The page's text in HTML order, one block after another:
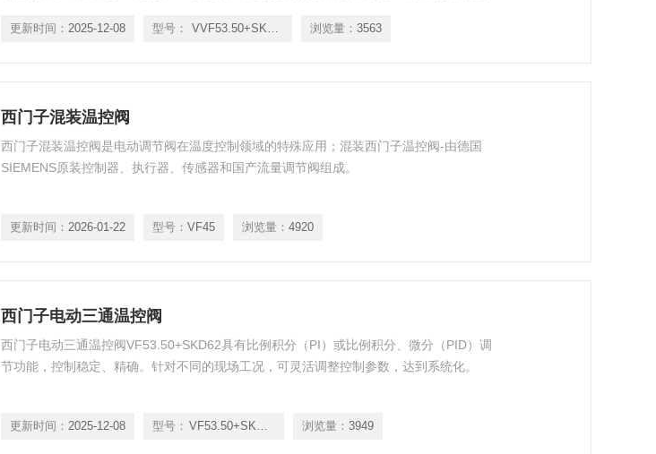
更新时间： 2025-12-08 型号： VVF53.50+SKD60 浏览量： 3563
西门子混装温控阀
西门子混装温控阀是电动调节阀在温度控制领域的特殊应用；混装西门子温控阀-由德国
SIEMENS原装控制器、执行器、传感器和国产流量调节阀组成。
更新时间： 2026-01-22 型号： VF45 浏览量： 4920
西门子电动三通温控阀
西门子电动三通温控阀VF53.50+SKD62具有比例积分（PI）或比例积分、微分（PID）调
节功能，控制稳定、精确。针对不同的现场工况，可灵活调整控制参数，达到系统化。
更新时间： 2025-12-08 型号： VF53.50+SKD62 浏览量： 3949